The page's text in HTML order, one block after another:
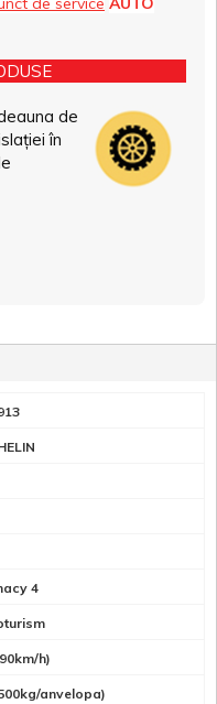
de
în
4
h)
anvelopa)